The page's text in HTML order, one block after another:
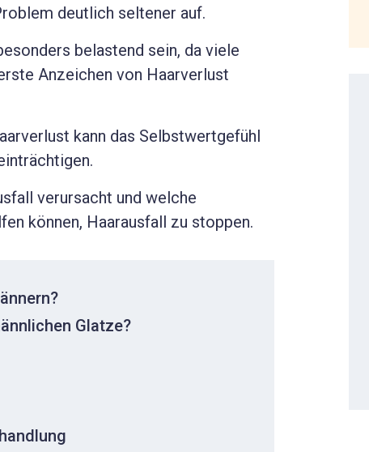
deutlich seltener auf.
belastend sein, da viele
Anzeichen von Haarverlust
kann das Selbstwertgefühl
verursacht und welche
können, Haarausfall zu stoppen.
Glatze?